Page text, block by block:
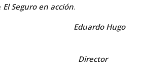
El Seguro en acción.
Eduardo Hugo
Director